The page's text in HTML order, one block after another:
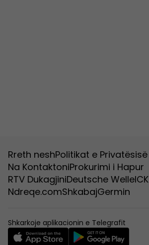
Rreth neshPolitikat e Privatësisë
Na KontaktoniProkurimi i Hapur
RTV DukagjiniDeutsche WelleICK
Ndreqe.comShkabajGermin
Shkarkoje aplikacionin e Telegrafit